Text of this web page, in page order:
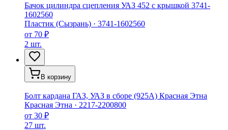
Бачок цилиндра сцепления УАЗ 452 с крышкой 3741-
1602560
Пластик (Сызрань) · 3741-1602560
от 70 ₽
2 шт.
В корзину
Болт кардана ГАЗ, УАЗ в сборе (925А) Красная Этна
Красная Этна · 2217-2200800
от 30 ₽
27 шт.